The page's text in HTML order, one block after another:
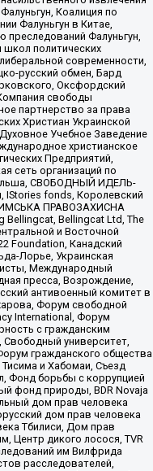
Коалиция по
Фалуньгун в Китае,
преследований Фалуньгун,
школ политических
современности,
русский обмен, Бард
Оксфордский
свободы
партнерство за права
Христиан Украинской
Учебное Заведение
христианское
Предприятий,
сеть организаций по
СВОБОДНЫЙ ИДЕЛЬ-
IStories fonds, Королевский
ПРАВОЗАХИСНА
Bellingcat, Bellingcat Ltd, The
и Восточной
Foundation, Канадский
Лорье, Украинская
Международный
пресса, Возрождение,
антивоенный комитет в
Форум свободной
International, Форум
с гражданским
университет,
гражданского общества
и Хабомаи, Съезд
Фонд борьбы с коррупцией
фонд природы, BDR Novaja
дом прав человека
дом прав человека
Тбилиси, Дом прав
Центр дикого лосося, TVR
им Вилфрида
расследователей,